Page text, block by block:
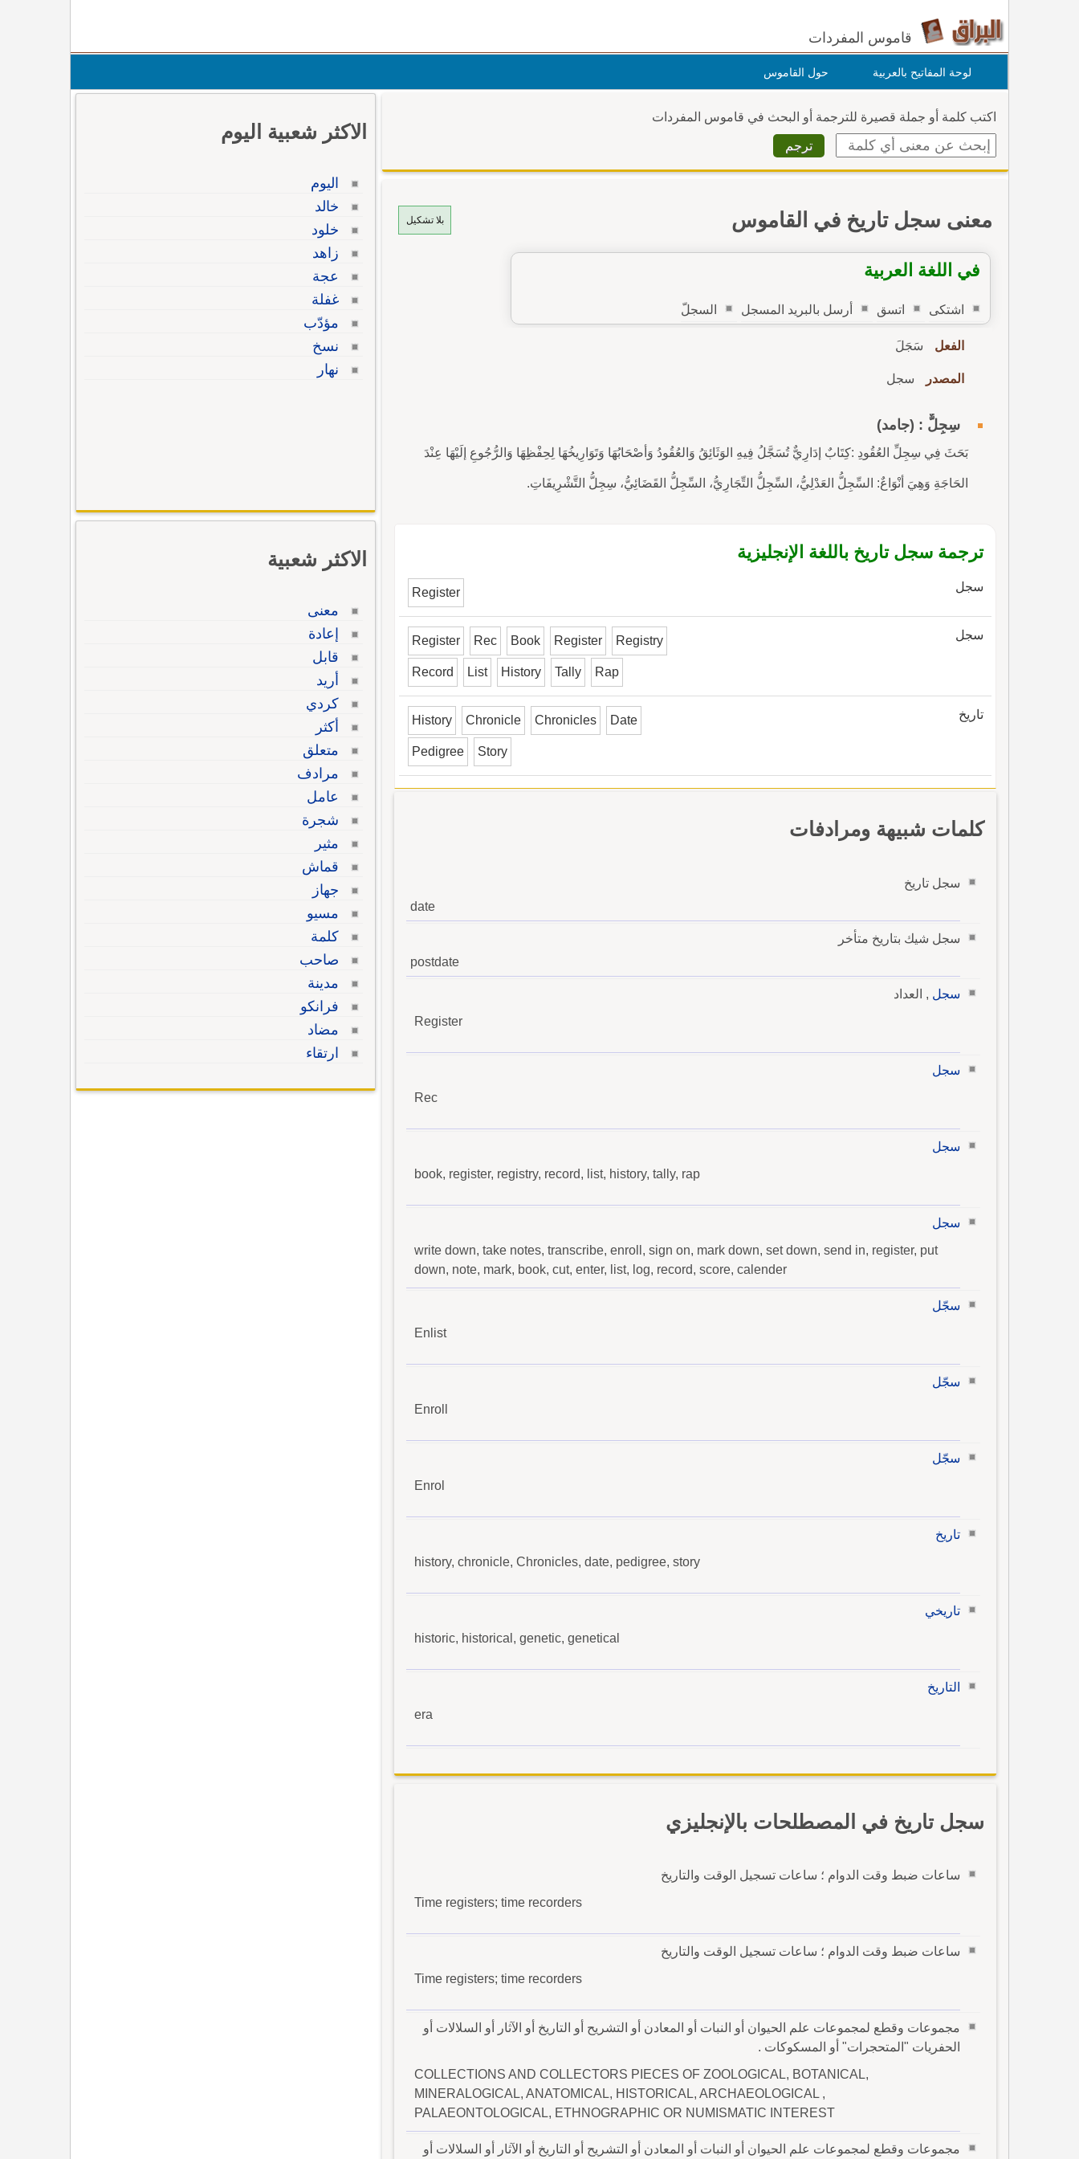
قاموس المفردات
لوحة المفاتيح بالعربية حول القاموس
اكتب كلمة أو جملة قصيرة للترجمة أو البحث في قاموس المفردات
بلا تشكيل معنى سجل تاريخ في القاموس
في اللغة العربية
اشتكى اتسق أرسل بالبريد المسجل السجلّ
الفعل سَجَلَ
المصدر سجل
سِجِلٌّ : (جامد)
بَحَثَ فِي سِجِلِّ العُقُودِ :كِتَابٌ إدَارِيٌّ تُسَجَّلُ فِيهِ الوَثَائِقُ وَالعُقُودُ وَأصْحَابُهَا وَتَوَارِيخُهَا لِحِفْظِهَا وَالرُّجُوعِ إلَيْهَا عِنْدَ
الحَاجَةِ وَهِيَ أنْوَاعٌ: السِّجِلُّ العَدْلِيُّ، السِّجِلُّ التِّجَارِيُّ، السِّجِلُّ القَضَائِيُّ، سِجِلُّ التَّشْرِيفَاتِ.
ترجمة سجل تاريخ باللغة الإنجليزية
سجل Register
سجل Register Rec Book Register Registry
Record List History Tally Rap
تاريخ History Chronicle Chronicles Date
Pedigree Story
كلمات شبيهة ومرادفات
سجل تاريخ
date
سجل شيك بتاريخ متأخر
postdate
سجل , العداد
Register
سجل
Rec
سجل
book, register, registry, record, list, history, tally, rap
سجل
write down, take notes, transcribe, enroll, sign on, mark down, set down, send in, register, put
down, note, mark, book, cut, enter, list, log, record, score, calender
سجّل
Enlist
سجّل
Enroll
سجّل
Enrol
تاريخ
history, chronicle, Chronicles, date, pedigree, story
تاريخي
historic, historical, genetic, genetical
التاريخ
era
سجل تاريخ في المصطلحات بالإنجليزي
ساعات ضبط وقت الدوام ؛ ساعات تسجيل الوقت والتاريخ
Time registers; time recorders
ساعات ضبط وقت الدوام ؛ ساعات تسجيل الوقت والتاريخ
Time registers; time recorders
مجموعات وقطع لمجموعات علم الحيوان أو النبات أو المعادن أو التشريح أو التاريخ أو الآثار أو السلالات أو
الحفريات "المتحجرات" أو المسكوكات .
COLLECTIONS AND COLLECTORS PIECES OF ZOOLOGICAL, BOTANICAL,
MINERALOGICAL, ANATOMICAL, HISTORICAL, ARCHAEOLOGICAL ,
PALAEONTOLOGICAL, ETHNOGRAPHIC OR NUMISMATIC INTEREST
مجموعات وقطع لمجموعات علم الحيوان أو النبات أو المعادن أو التشريح أو التاريخ أو الآثار أو السلالات أو
الاكثر شعبية اليوم
اليوم
خالد
خلود
زاهد
عجة
غفلة
مؤدّب
نسخ
نهار
الاكثر شعبية
معنى
إعادة
قابل
أريد
كردي
أكثر
متعلق
مرادف
عامل
شجرة
مثير
قماش
جهاز
مسيو
كلمة
صاحب
مدينة
فرانكو
مضاد
ارتقاء